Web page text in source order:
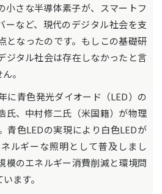
小さな半導体素子が、スマートフ
ーなど、現代のデジタル社会を支
となったのです。もしこの基礎研
ジタル社会は存在しなかったと言
。
に青色発光ダイオード（LED）の
氏、中村修二氏（米国籍）が物理
青色LEDの実現により白色LEDが
ルギーな照明として普及しまし
模のエネルギー消費削減と環境問
ます。